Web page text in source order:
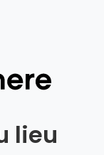
lieu